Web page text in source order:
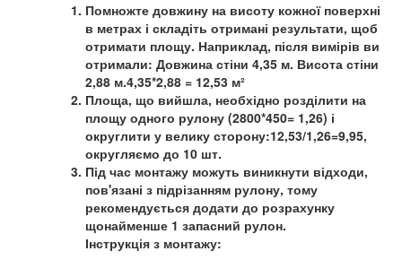
Помножте довжину на висоту кожної поверхні
в метрах і складіть отримані результати, щоб
отримати площу. Наприклад, після вимірів ви
отримали: Довжина стіни 4,35 м. Висота стіни
2,88 м.4,35*2,88 = 12,53 м²
Площа, що вийшла, необхідно розділити на
площу одного рулону (2800*450= 1,26) і
округлити у велику сторону:12,53/1,26=9,95,
округляємо до 10 шт.
Під час монтажу можуть виникнути відходи,
пов'язані з підрізанням рулону, тому
рекомендується додати до розрахунку
щонайменше 1 запасний рулон.
Інструкція з монтажу: